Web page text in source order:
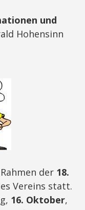
und
Hohensinn
der 18.
Vereins statt.
16. Oktober,